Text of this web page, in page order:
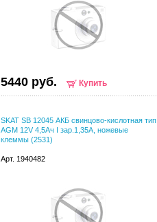
5440 руб. Купить
SKAT SB 12045 АКБ свинцово-кислотная тип
AGM 12V 4,5Ач I зар.1,35А, ножевые
клеммы (2531)
Арт. 1940482